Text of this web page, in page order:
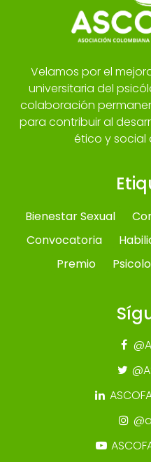
Velamos por el
universitaria del
colaboración
para contribuir al
ético y social
Bienestar Sexual
Convocatoria
Premio